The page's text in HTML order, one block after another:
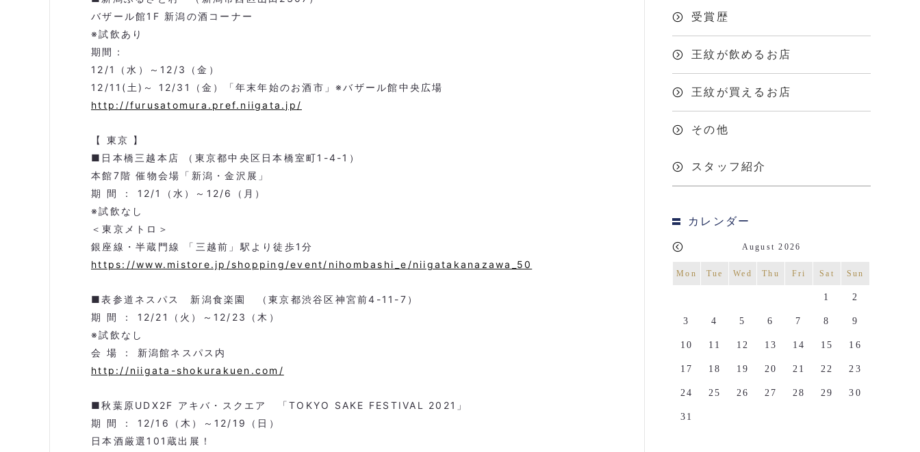
バザール館1F 新潟の酒コーナー
※試飲あり
期間：
12/1（水）～12/3（金）
12/11(土)～ 12/31（金）「年末年始のお酒市」※バザール館中央広場
http://furusatomura.pref.niigata.jp/
【 東京 】
■日本橋三越本店 （東京都中央区日本橋室町1-4-1）
本館7階 催物会場「新潟・金沢展」
期 間 ： 12/1（水）～12/6（月）
※試飲なし
＜東京メトロ＞
銀座線・半蔵門線 「三越前」駅より徒歩1分
https://www.mistore.jp/shopping/event/nihombashi_e/niigatakanazawa_50
■表参道ネスパス 新潟食楽園 （東京都渋谷区神宮前4-11-7）
期 間 ： 12/21（火）～12/23（木）
※試飲なし
会 場 ： 新潟館ネスパス内
http://niigata-shokurakuen.com/
■秋葉原UDX2F アキバ・スクエア 「TOKYO SAKE FESTIVAL 2021」
期 間 ： 12/16（木）～12/19（日）
日本酒厳選101蔵出展！
受賞歴
王紋が飲めるお店
王紋が買えるお店
その他
スタッフ紹介
カレンダー
August 2026
Mon Tue Wed Thu Fri Sat Sun
1 2
3 4 5 6 7 8 9
10 11 12 13 14 15 16
17 18 19 20 21 22 23
24 25 26 27 28 29 30
31